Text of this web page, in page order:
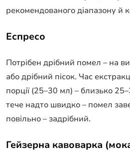
рекомендованого діапазону й
Еспресо
Потрібен дрібний помел – на
або дрібний пісок. Час
порції (25–30 мл) – близько
тече надто швидко – помел
повільно – задрібний.
Гейзерна кавоварка